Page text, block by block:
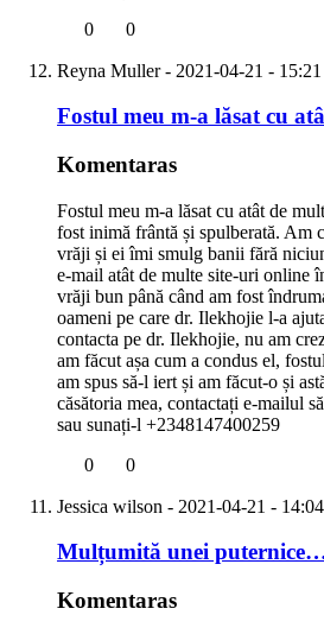
0
0
Reyna Muller- 2021-04-21 - 15:21
Fostul meu m-a lăsat cu
Komentaras
Fostul meu m-a lăsat cu atât de
fost inimă frântă și spulberată. Am
vrăji și ei îmi smulg banii fără
e-mail atât de multe site-uri online
vrăji bun până când am fost
oameni pe care dr. Ilekhojie l-a
contacta pe dr. Ilekhojie, nu am
am făcut așa cum a condus el,
am spus să-l iert și am făcut-o și
căsătoria mea, contactați e-mailul
sau sunați-l +2348147400259
0
0
Jessica wilson - 2021-04-21 - 14:04
Mulțumită unei
Komentaras